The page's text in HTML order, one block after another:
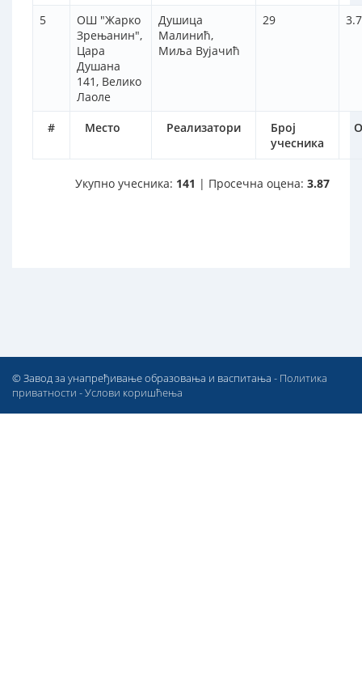
# Место Реализатори
Број
учесника
5
ОШ "Жарко
Зрењанин",
Цара
Душана
141, Велико
Лаоле
Душица
Малинић,
Миља Вујачић
29
Укупно учесника: 141 | Просечна оцена: 3.87
© Завод за унапређивање образовања и васпитања - Политика
приватности -Услови коришћења